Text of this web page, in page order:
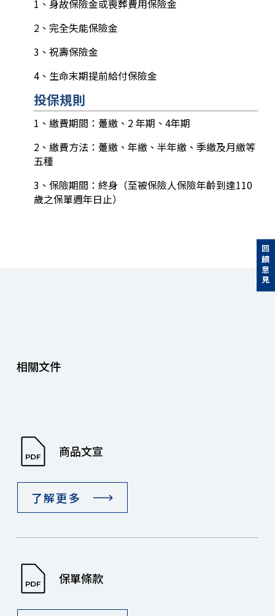
1、身故保險金或喪葬費用保險金
2、完全失能保險金
3、祝壽保險金
4、生命末期提前給付保險金
投保規則
1、繳費期間：躉繳、2 年期、4年期
2、繳費方法：躉繳、年繳、半年繳、季繳及月繳等
五種
3、保險期間：終身（至被保險人保險年齡到達110
歲之保單週年日止）
相關文件
商品文宣
了解更多
保單條款
回饋意見